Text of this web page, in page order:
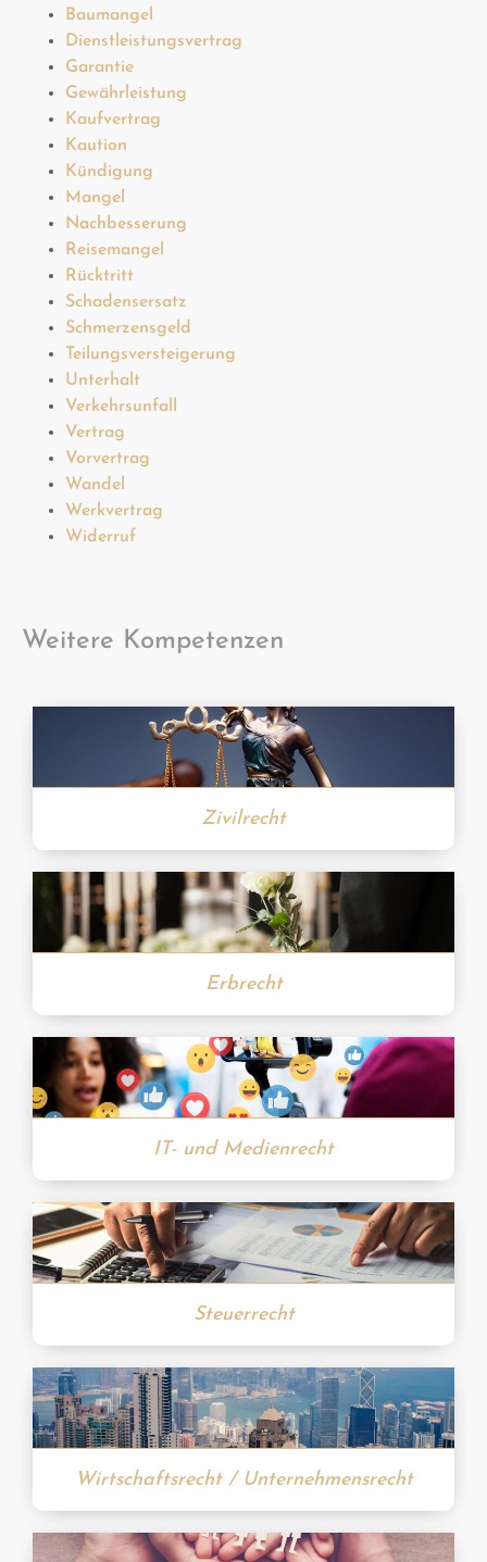
Baumangel
Dienstleistungsvertrag
Garantie
Gewährleistung
Kaufvertrag
Kaution
Kündigung
Mangel
Nachbesserung
Reisemangel
Rücktritt
Schadensersatz
Schmerzensgeld
Teilungsversteigerung
Unterhalt
Verkehrsunfall
Vertrag
Vorvertrag
Wandel
Werkvertrag
Widerruf
Weitere Kompetenzen
Zivilrecht
Erbrecht
IT- und Medienrecht
Steuerrecht
Wirtschaftsrecht / Unternehmensrecht